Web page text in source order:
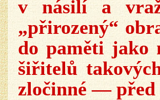
v násilí a
„přirozený“
do paměti
šiřitelů
zločinné — před